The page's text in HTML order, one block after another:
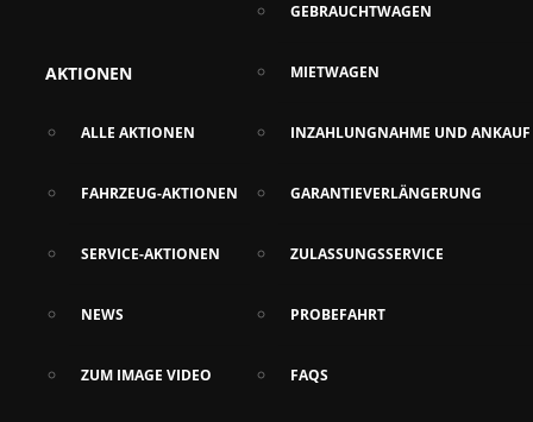
AKTIONEN
ALLE AKTIONEN
FAHRZEUG-AKTIONEN
SERVICE-AKTIONEN
NEWS
ZUM IMAGE VIDEO
GEBRAUCHTWAGEN
MIETWAGEN
INZAHLUNGNAHME UND ANKAUF
GARANTIEVERLÄNGERUNG
ZULASSUNGSSERVICE
PROBEFAHRT
FAQS